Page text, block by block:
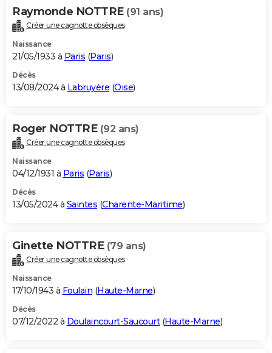
Carte de Noël
Carte Bonne année
Carte Saint-Valentin
Carte Pâques
Carte d'anniversaire
DICTIONNAIRE
Dictionnaire
Biographies
Citations
Expressions
Proverbes
PROGRAMME TV
S'inscrire
Se connecter
Lycées
Collèges
Primaires
Universités
Entreprises
Service militaire
Avis de recherche
AVIS DE DÉCÈS
Bricolage
Lifestyle
Culture
Sport
Auto
Television
Voyage
Cinema
Raymonde NOTTRE (91 ans)
Créer une cagnotte obsèques
Naissance
21/05/1933 à Paris (Paris)
Décès
13/08/2024 à Labruyère (Oise)
Roger NOTTRE (92 ans)
Créer une cagnotte obsèques
Naissance
04/12/1931 à Paris (Paris)
Décès
13/05/2024 à Saintes (Charente-Maritime)
Ginette NOTTRE (79 ans)
Créer une cagnotte obsèques
Naissance
17/10/1943 à Foulain (Haute-Marne)
Décès
07/12/2022 à Doulaincourt-Saucourt(Haute-Marne)